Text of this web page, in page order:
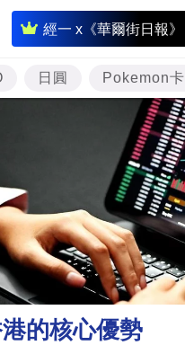
經一 x《華爾街日報》
即
時
財
經
資
樓
市
理
財
日圓 Pokemon卡
的核心優勢